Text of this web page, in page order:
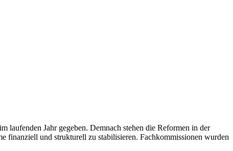
laufenden Jahr gegeben. Demnach stehen die Reformen in der
finanziell und strukturell zu stabilisieren. Fachkommissionen wurden